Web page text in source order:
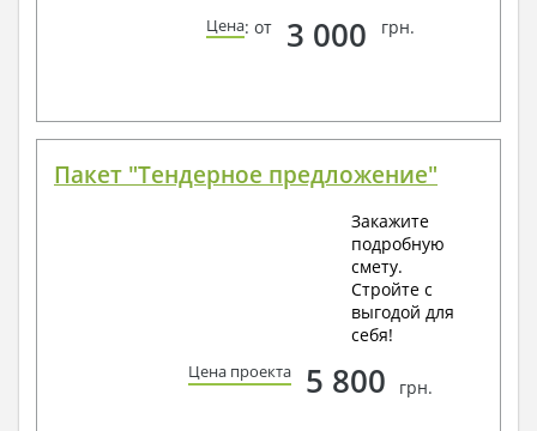
Цена: от 3 000 грн.
Пакет "Тендерное предложение"
Закажите
подробную
смету.
Стройте с
выгодой для
себя!
Цена проекта 5 800 грн.